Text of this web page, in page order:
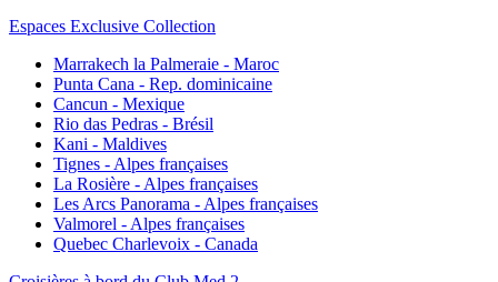
Espaces Exclusive Collection
Marrakech la Palmeraie - Maroc
Punta Cana - Rep. dominicaine
Cancun - Mexique
Rio das Pedras - Brésil
Kani - Maldives
Tignes - Alpes françaises
La Rosière - Alpes françaises
Les Arcs Panorama - Alpes françaises
Valmorel - Alpes françaises
Quebec Charlevoix - Canada